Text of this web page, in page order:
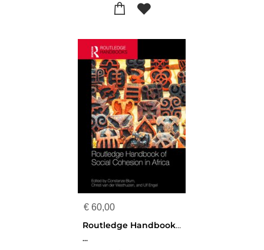
€ 60,00
Routledge Handbook of Social Cohesion in Africa
...